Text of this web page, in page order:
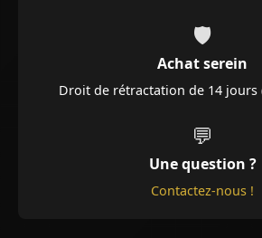
🛡️
Achat serein
Droit de rétractation de 14 jours
💬
Une question ?
Contactez-nous !